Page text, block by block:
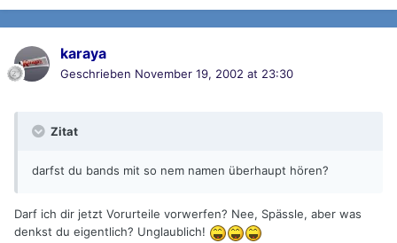
karaya
Geschrieben November 19, 2002 at 23:30
Zitat
darfst du bands mit so nem namen überhaupt hören?
Darf ich dir jetzt Vorurteile vorwerfen? Nee, Spässle, aber was
denkst du eigentlich? Unglaublich!